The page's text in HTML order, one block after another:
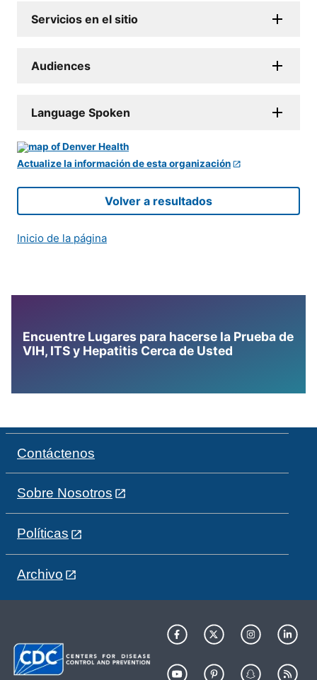
Servicios en el sitio
Audiences
Language Spoken
Actualize la información de esta organización
Volver a resultados
Inicio de la página
Encuentre Lugares para hacerse la Prueba de
VIH, ITS y Hepatitis Cerca de Usted
Contáctenos
Sobre Nosotros
Políticas
Archivo